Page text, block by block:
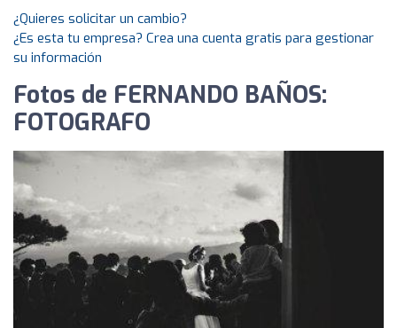
¿Quieres solicitar un cambio?
¿Es esta tu empresa? Crea una cuenta gratis para gestionar
su información
Fotos de FERNANDO BAÑOS:
FOTOGRAFO